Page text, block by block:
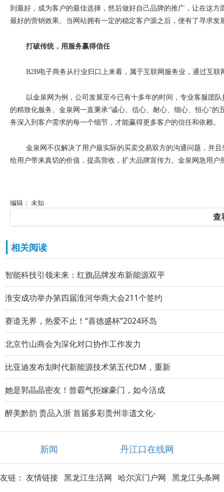
到最好，成为客户的最佳选择，然后做好自己品牌的推广，让在这
最好的营销效果。当网站拥有一定的稳定客户源之后，便有了寻求发
打破传统，用服务赢得信任
B2B电子商务从行业归口上来看，属于互联网服务业，通过互
以金泉网为例，公司发展至今已有十多年的时间，专业客服团
的精致化服务。金泉网一直秉承“诚心、信心、耐心、细心、恒心”的
务深入到客户需求的每一个细节，才能赢得更多客户的信任和依赖。
金泉网不仅解决了用户最实际的买卖交易双方的沟通问题，并
给用户带来真切的价值，提高营收，扩大品牌宣传力。金泉网急用
编辑： 未知
查
相关阅读
智能科技引领未来：红旗品牌发布新能源双平
淮安成功举办第四届淮河华商大会211个签约
赛道无界，热爱不止！“喜德盛杯”2024环岛
北京竹山商会为深化对口协作工作发力
比亚迪发布划时代新能源技术第五代DM，重新
她是郭晶晶密友！曾霸气拒嫁豪门，如今活成
醉美黔韵 贵品入浙 首届多彩贵州非遗文化-
新闻 丹江口在线网
友链： 友情链接 黑龙江生活网 哈尔滨门户网 黑龙江头条网